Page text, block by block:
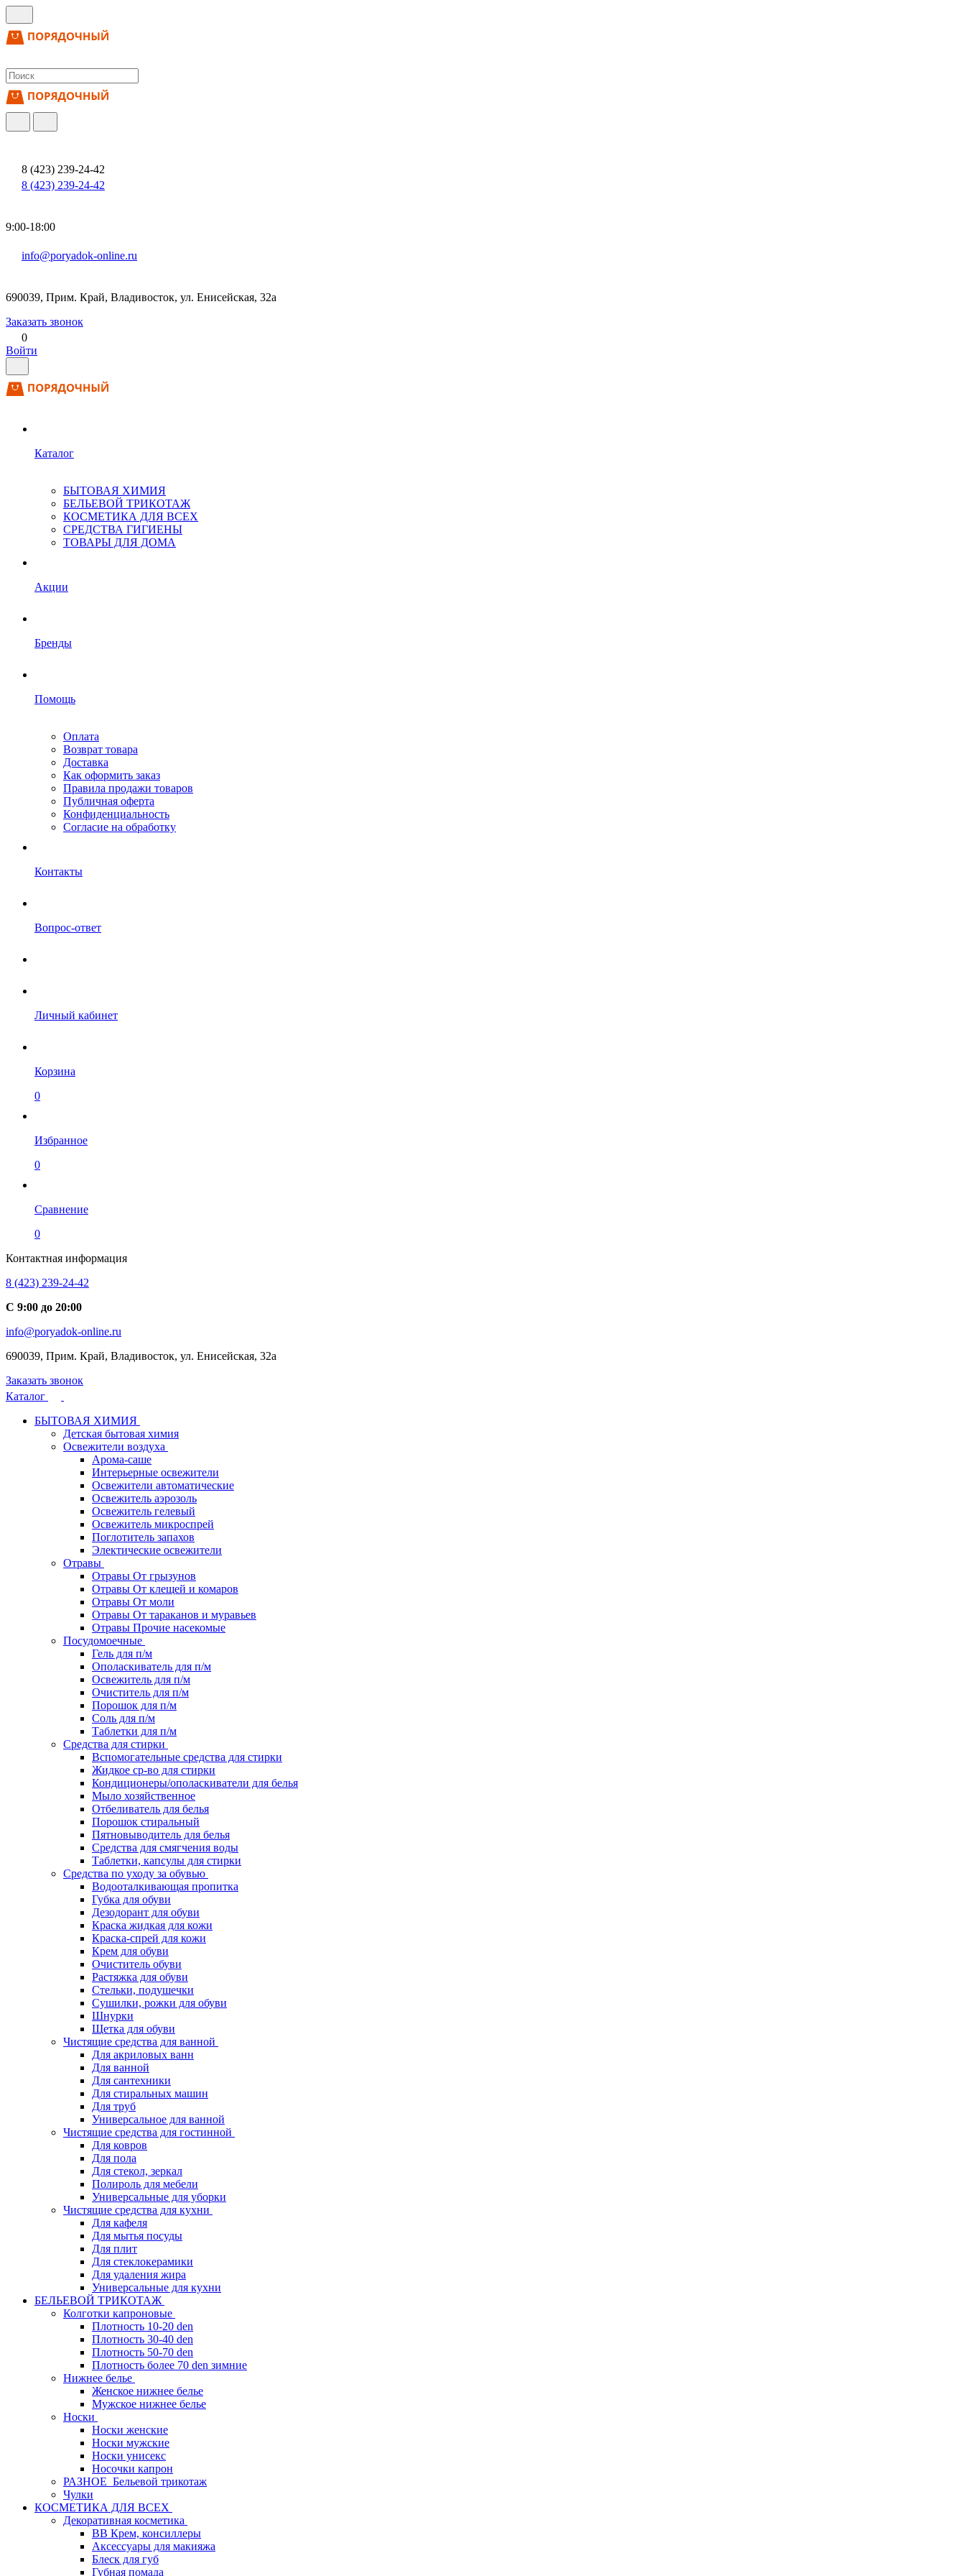
8 (423) 239-24-42
8 (423) 239-24-42
9:00-18:00
info@poryadok-online.ru
690039, Прим. Край, Владивосток, ул. Енисейская, 32а
Заказать звонок
0
Войти
Каталог
БЫТОВАЯ ХИМИЯ
БЕЛЬЕВОЙ ТРИКОТАЖ
КОСМЕТИКА ДЛЯ ВСЕХ
СРЕДСТВА ГИГИЕНЫ
ТОВАРЫ ДЛЯ ДОМА
Акции
Бренды
Помощь
Оплата
Возврат товара
Доставка
Как оформить заказ
Правила продажи товаров
Публичная оферта
Конфиденциальность
Согласие на обработку
Контакты
Вопрос-ответ
Личный кабинет
Корзина
0
Избранное
0
Сравнение
0
Контактная информация
8 (423) 239-24-42
С 9:00 до 20:00
info@poryadok-online.ru
690039, Прим. Край, Владивосток, ул. Енисейская, 32а
Заказать звонок
Каталог
БЫТОВАЯ ХИМИЯ
Детская бытовая химия
Освежители воздуха
Арома-саше
Интерьерные освежители
Освежители автоматические
Освежитель аэрозоль
Освежитель гелевый
Освежитель микроспрей
Поглотитель запахов
Электические освежители
Отравы
Отравы От грызунов
Отравы От клещей и комаров
Отравы От моли
Отравы От тараканов и муравьев
Отравы Прочие насекомые
Посудомоечные
Гель для п/м
Ополаскиватель для п/м
Освежитель для п/м
Очиститель для п/м
Порошок для п/м
Соль для п/м
Таблетки для п/м
Средства для стирки
Вспомогательные средства для стирки
Жидкое ср-во для стирки
Кондиционеры/ополаскиватели для белья
Мыло хозяйственное
Отбеливатель для белья
Порошок стиральный
Пятновыводитель для белья
Средства для смягчения воды
Таблетки, капсулы для стирки
Средства по уходу за обувью
Водооталкивающая пропитка
Губка для обуви
Дезодорант для обуви
Краска жидкая для кожи
Краска-спрей для кожи
Крем для обуви
Очиститель обуви
Растяжка для обуви
Стельки, подушечки
Сушилки, рожки для обуви
Шнурки
Щетка для обуви
Чистящие средства для ванной
Для акриловых ванн
Для ванной
Для сантехники
Для стиральных машин
Для труб
Универсальное для ванной
Чистящие средства для гостинной
Для ковров
Для пола
Для стекол, зеркал
Полироль для мебели
Универсальные для уборки
Чистящие средства для кухни
Для кафеля
Для мытья посуды
Для плит
Для стеклокерамики
Для удаления жира
Универсальные для кухни
БЕЛЬЕВОЙ ТРИКОТАЖ
Колготки капроновые
Плотность 10-20 den
Плотность 30-40 den
Плотность 50-70 den
Плотность более 70 den зимние
Нижнее белье
Женское нижнее белье
Мужское нижнее белье
Носки
Носки женские
Носки мужские
Носки унисекс
Носочки капрон
РАЗНОЕ_Бельевой трикотаж
Чулки
КОСМЕТИКА ДЛЯ ВСЕХ
Декоративная косметика
BB Крем, консиллеры
Аксессуары для макияжа
Блеск для губ
Губная помада